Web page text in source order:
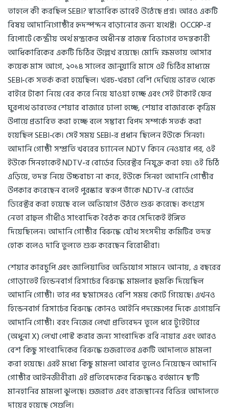
তাহলে কী করছিল SEBI? স্বাভাবিক ভাবেই উঠেছে প্রশ্ন। আরও একটি
বিষয় আদানিগোষ্ঠীর হৃদস্পন্দন বাড়ানোর জন্য যথেষ্ট। OCCRP-র
রিপোর্টে কেন্দ্রীয় অর্থ মন্ত্রকের অধীনস্ত রাজস্ব বিভাগের তদন্তকারী
আধিকারিকের একটি চিঠির উল্লেখ রয়েছে। মোদি ক্ষমতায় আসার
কয়েক মাস আগে, ২০১৪ সালের জানুয়ারি মাসে ওই চিঠির মাধ্যমে
SEBI-কে সতর্ক করা হয়েছিল। খরচ-খরচা বেশি দেখিয়ে ভারত থেকে
বাইরে টাকা নিয়ে বের করে নিয়ে যাওয়া হচ্ছে এবং সেই টাকাই ফের
ঘুরপথে ভারতের শেয়ার বাজারে ঢালা হচ্ছে, শেয়ার বাজারকে কৃত্রিম
উপায়ে প্রভাবিত করা হচ্ছে বলে সম্ভাব্য বিপদ সম্পর্কে সতর্ক করা
হয়েছিল SEBI-কে। সেই সময় SEBI-র প্রধান ছিলেন ইউকে সিনহা।
আদানি গোষ্ঠী সম্প্রতি খবরের চ্যানেল NDTV কিনে নেওয়ার পর, ওই
ইউকে সিনহাকেই NDTV-র বোর্ডের ডিরেক্টর নিযুক্ত করা হয়। ওই চিঠি
এড়িয়ে, তদন্ত নিয়ে উচ্চবাচ্য না করে, ইউকে সিনহা আদানি গোষ্ঠীর
উপকার করেছেন বলেই পুরস্কার স্বরূপ তাঁকে NDTV-র বোর্ডের
ডিরেক্টর করা হয়েছে বলে অভিযোগ উঠতে শুরু করেছে। কংগ্রেস
নেতা রাহুল গাঁধীও সাংবাদিক বৈঠক করে সেদিকেই ইঙ্গিত
দিয়েছিলেন। আদানি গোষ্ঠীর বিরুদ্ধে যৌথ সংসদীয় কমিটির তদন্ত
হোক বলেও দাবি তুলতে শুরু করেছেন বিরোধীরা।
শেয়ার কারচুপি এবং জালিয়াতির অভিযোগ সামনে আনায়, এ বছরের
গোড়াতেই হিন্ডেনবার্গ রিসার্চের বিরুদ্ধে মামলার হুমকি দিয়েছিল
আদানি গোষ্ঠী। তার পর ছ’মাসেরও বেশি সময় কেটে গিয়েছে। এখনও
হিন্ডেনবার্গ রিসার্চের বিরুদ্ধে কোনও আইনি পদক্ষেপের দিকে এগোয়নি
আদানি গোষ্ঠী। বরং নিজের লেখা প্রতিবেদন তুলে ধরে ট্যুইটারে
(অধুনা X) লেখা পোস্ট করার জন্য সাংবাদিক রবি নায়ার এবং আরও
বেশ কিছু সাংবাদিকের বিরুদ্ধে গুজরাতের একটি আদালতে মামলা
করা হয়েছে। এরই মধ্যে কিছু মামলা আবার তুলেও নিয়েছেন আদানি
গোষ্ঠীর আইনজীবীরা। এই প্রতিবেদকের বিরুদ্ধেও বর্তমানে ছ’টি
মানহানির মামলা ঝুলছে। গুজরাত এবং রাজস্থানের বিভিন্ন আদালতে
দায়ের হয়েছে সেগুলি।